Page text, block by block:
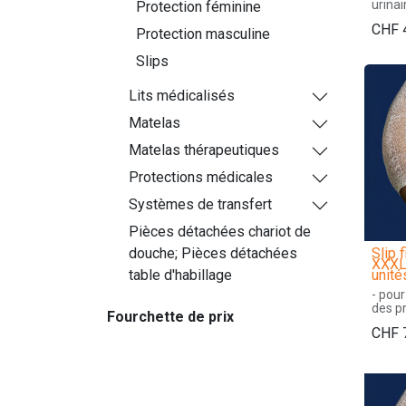
Protection féminine
Protection masculine
Slips
Lits médicalisés
Matelas
Matelas thérapeutiques
Protections médicales
Systèmes de transfert
Pièces détachées chariot de
douche; Pièces détachées
table d'habillage
Fourchette de prix
- tour
qui
- 14
CHF
Slip
-
des
-
-
CHF